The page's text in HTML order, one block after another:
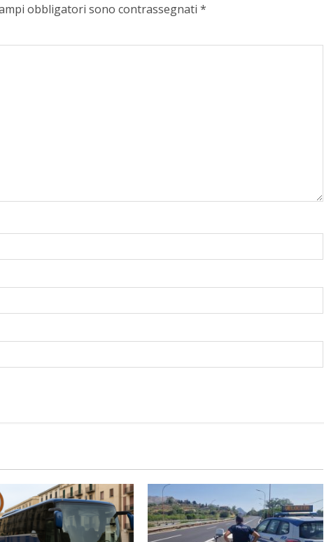
obbligatori sono contrassegnati *